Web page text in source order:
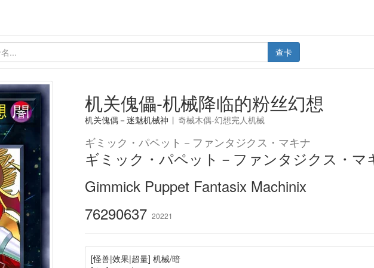
查卡
机关傀儡-机械降临的粉丝幻想
机关傀偶－迷魅机械神 | 奇械木偶-幻想完人机械
ギミック・パペット－ファンタジクス・マキナ
ギミック・パペット－ファンタジクス・マ
Gimmick Puppet Fantasix Machinix
76290637 20221
[怪兽|效果|超量] 机械/暗